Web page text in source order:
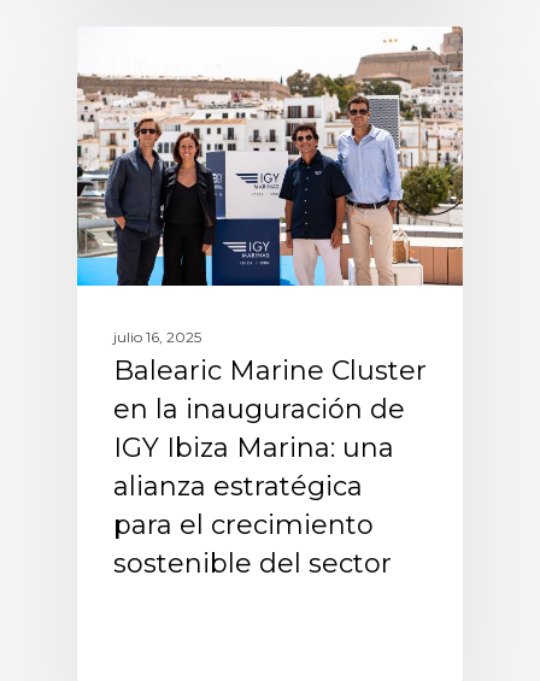
julio 16, 2025
Balearic Marine Cluster
en la inauguración de
IGY Ibiza Marina: una
alianza estratégica
para el crecimiento
sostenible del sector